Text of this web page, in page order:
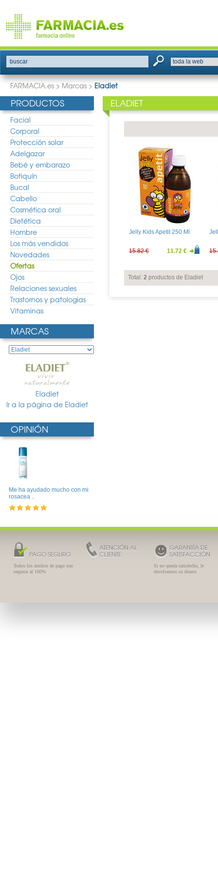
buscar
FARMACIA.es > Marcas > Eladiet
PRODUCTOS
Facial
Corporal
Protección solar
Adelgazar
Bebé y embarazo
Botiquín
Bucal
Cabello
Cosmética oral
Dietética
Hombre
Los más vendidos
Novedades
Ofertas
Ojos
Relaciones sexuales
Trastornos y patologias
Vitaminas
MARCAS
Eladiet
Ir a la página de Eladiet
OPINIÓN
Me ha ayudado mucho con mi
rosacea ..
ELADIET
Jelly Kids Apetit 250 Ml
15.82 € 11.72 €
Total: 2 productos de Eladiet
PAGO SEGURO
Todos los medios de pago son
seguros al 100%
ATENCIÓN AL
CLIENTE
GARANTÍA DE
SATISFACCIÓN
Si no queda satisfecho, le
devolvemos su dinero